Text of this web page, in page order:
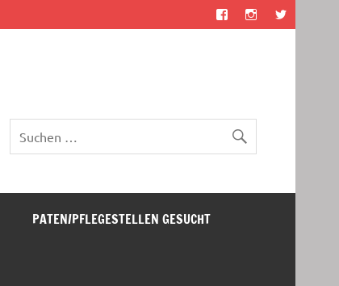
PATEN/PFLEGESTELLEN GESUCHT